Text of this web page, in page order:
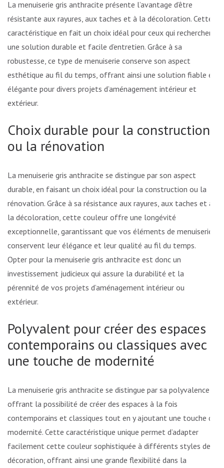
La menuiserie gris anthracite présente l’avantage d’être
résistante aux rayures, aux taches et à la décoloration. Cette
caractéristique en fait un choix idéal pour ceux qui recherchent
une solution durable et facile d’entretien. Grâce à sa
robustesse, ce type de menuiserie conserve son aspect
esthétique au fil du temps, offrant ainsi une solution fiable et
élégante pour divers projets d’aménagement intérieur et
extérieur.
Choix durable pour la construction
ou la rénovation
La menuiserie gris anthracite se distingue par son aspect
durable, en faisant un choix idéal pour la construction ou la
rénovation. Grâce à sa résistance aux rayures, aux taches et à
la décoloration, cette couleur offre une longévité
exceptionnelle, garantissant que vos éléments de menuiserie
conservent leur élégance et leur qualité au fil du temps.
Opter pour la menuiserie gris anthracite est donc un
investissement judicieux qui assure la durabilité et la
pérennité de vos projets d’aménagement intérieur ou
extérieur.
Polyvalent pour créer des espaces
contemporains ou classiques avec
une touche de modernité
La menuiserie gris anthracite se distingue par sa polyvalence,
offrant la possibilité de créer des espaces à la fois
contemporains et classiques tout en y ajoutant une touche de
modernité. Cette caractéristique unique permet d’adapter
facilement cette couleur sophistiquée à différents styles de
décoration, offrant ainsi une grande flexibilité dans la